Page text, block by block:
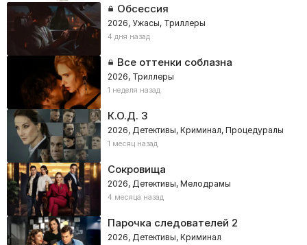
Обсессия
2026, Ужасы, Триллеры
4 дня назад
Все оттенки соблазна
2026, Триллеры
1 неделя назад
К.О.Д. 3
2026, Детективы, Криминал, Процедуралы
1 месяц назад
Сокровища
2026, Детективы, Мелодрамы
4 месяца назад
Парочка следователей 2
2026, Детективы, Криминал